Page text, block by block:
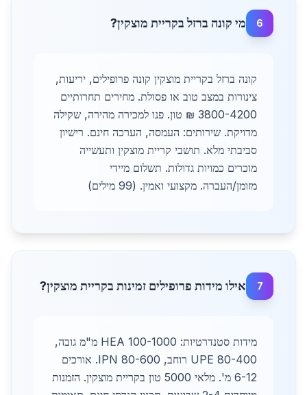
6 מי קונה ברזל בקריית מוצקין?
קונה ברזל בקריית מוצקין קונה פרופילים, יריעות,
צינורות במצב טוב או פסולת. מחירים תחרותיים
3800-4200 ₪ טון. פנו למכירה מהירה, שקילה
מדויקת. שירותים: העמסה, הערכה חינם. רישיון
סביבתי מלא. תושבי קריית מוצקין ותעשייה
מוכרים כמויות גדולות. תשלום מיידי
מזומן/העברה. מקצועי ואמין. (99 מילים)
7 אילו מידות פרופילים זמינות בקריית מוצקין?
מידות סטנדרטיות: HEA 100-1000 מ"מ גובה,
UPE 80-400 רוחב, IPN 80-600. אורכים
6-12 מ'. מלאי 5000 טון בקריית מוצקין. הזמנות